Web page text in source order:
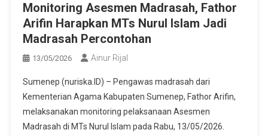
Monitoring Asesmen Madrasah, Fathor
Arifin Harapkan MTs Nurul Islam Jadi
Madrasah Percontohan
13/05/2026 Ainur Rijal
Sumenep (nuriska.ID) – Pengawas madrasah dari
Kementerian Agama Kabupaten Sumenep, Fathor Arifin,
melaksanakan monitoring pelaksanaan Asesmen
Madrasah di MTs Nurul Islam pada Rabu, 13/05/2026.